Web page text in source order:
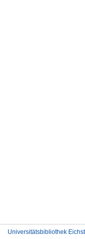
Universitätsbibliothek